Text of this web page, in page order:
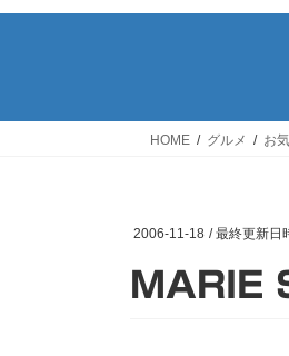
HOME グルメ お
2006-11-18 / 最終更新日
MARIE